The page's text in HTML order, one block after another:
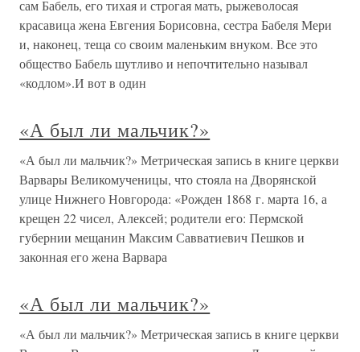
сам Бабель, его тихая и строгая мать, рыжеволосая
красавица жена Евгения Борисовна, сестра Бабеля Мери
и, наконец, теща со своим маленьким внуком. Все это
общество Бабель шутливо и непочтительно называл
«кодлом».И вот в один
«А был ли мальчик?»
«А был ли мальчик?» Метрическая запись в книге церкви
Варвары Великомученицы, что стояла на Дворянской
улице Нижнего Новгорода: «Рожден 1868 г. марта 16, а
крещен 22 чисел, Алексей; родители его: Пермской
губернии мещанин Максим Савватиевич Пешков и
законная его жена Варвара
«А был ли мальчик?»
«А был ли мальчик?» Метрическая запись в книге церкви